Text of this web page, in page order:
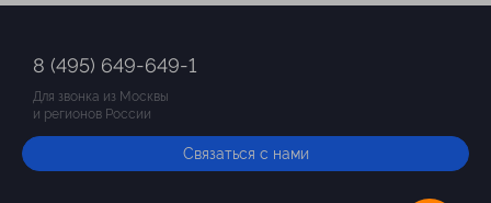
8 (495) 649-649-1
Для звонка из Москвы
и регионов России
Связаться с нами